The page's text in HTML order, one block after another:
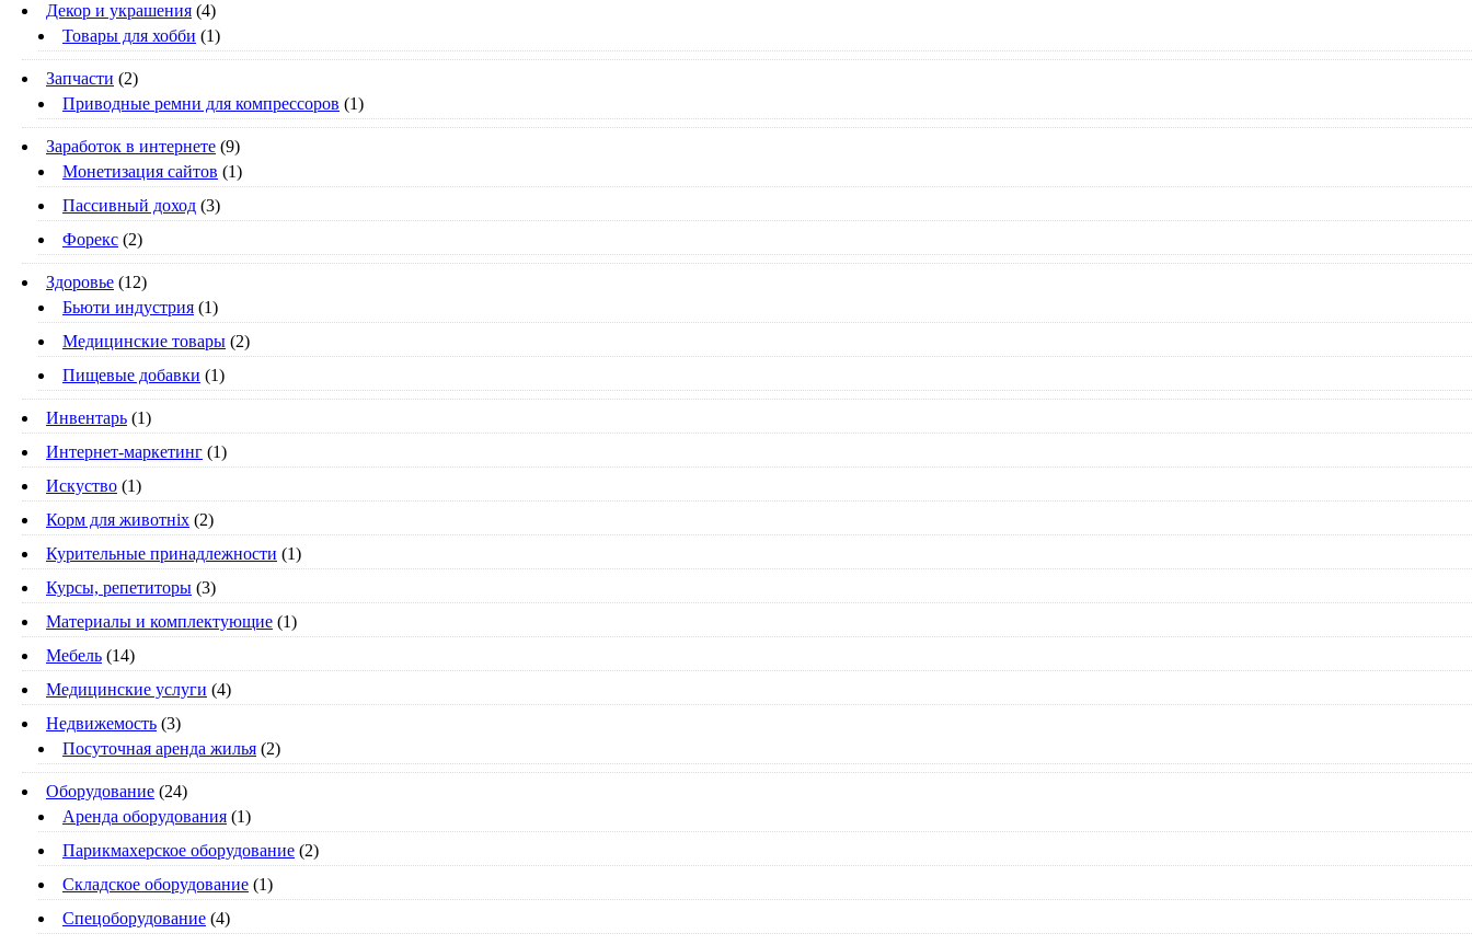
Декор и украшения (4)
Товары для хобби (1)
Запчасти (2)
Приводные ремни для компрессоров (1)
Заработок в интернете (9)
Монетизация сайтов (1)
Пассивный доход (3)
Форекс (2)
Здоровье (12)
Бьюти индустрия (1)
Медицинские товары (2)
Пищевые добавки (1)
Инвентарь (1)
Интернет-маркетинг (1)
Искуство (1)
Корм для животніх (2)
Курительные принадлежности (1)
Курсы, репетиторы (3)
Материалы и комплектующие (1)
Мебель (14)
Медицинские услуги (4)
Недвижемость (3)
Посуточная аренда жилья (2)
Оборудование (24)
Аренда оборудования (1)
Парикмахерское оборудование (2)
Складское оборудование (1)
Спецоборудование (4)